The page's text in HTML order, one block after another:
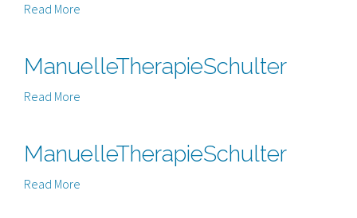
Read More
ManuelleTherapieSchulter
Read More
ManuelleTherapieSchulter
Read More